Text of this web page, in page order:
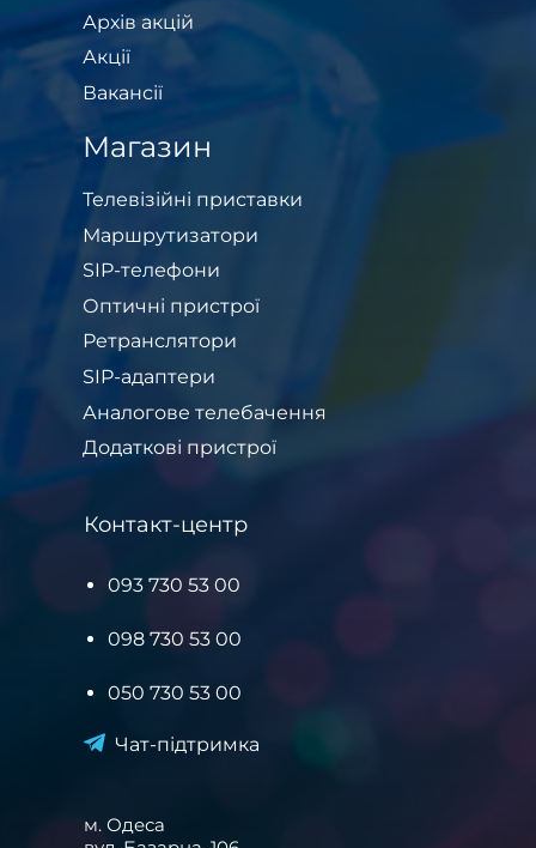
Архів акцій
Акції
Вакансії
Магазин
Телевізійні приставки
Маршрутизатори
SIP-телефони
Оптичні пристрої
Ретранслятори
SIP-адаптери
Аналогове телебачення
Додаткові пристрої
Контакт-центр
093 730 53 00
098 730 53 00
050 730 53 00
Чат-підтримка
м. Одеса